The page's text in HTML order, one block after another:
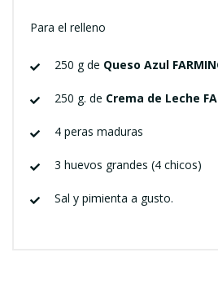
Para el relleno
250 g de Queso Azul
250 g. de Crema de Leche
4 peras maduras
3 huevos grandes (4 chicos)
Sal y pimienta a gusto.